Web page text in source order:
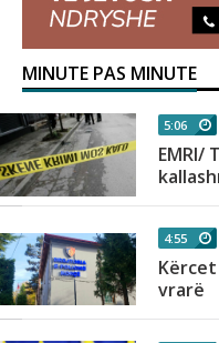
MINUTE PAS MINUTE
5:06
EMRI/
4:55
vrarë